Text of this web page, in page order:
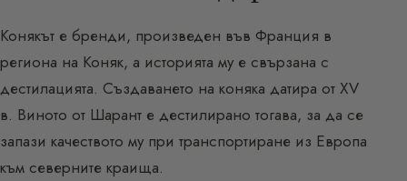
Конякът е бренди, произведен във Франция в
региона на Коняк, а историята му е свързана с
дестилацията. Създаването на коняка датира от XV
в. Виното от Шарант е дестилирано тогава, за да се
запази качеството му при транспортиране из Европа
към северните краища.